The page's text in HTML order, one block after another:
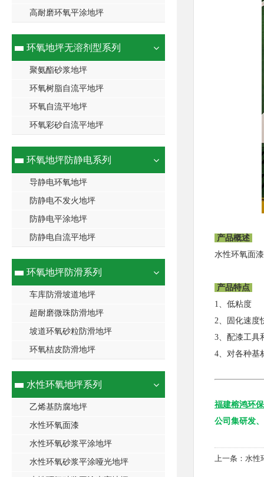
高耐磨环氧平涂地坪
环氧地坪无溶剂型系列
聚氨酯砂浆地坪
环氧树脂自流平地坪
环氧自流平地坪
环氧彩砂自流平地坪
环氧地坪防静电系列
导静电环氧地坪
防静电不发火地坪
防静电平涂地坪
防静电自流平地坪
环氧地坪防滑系列
车库防滑坡道地坪
超耐磨微珠防滑地坪
坡道环氧砂粒防滑地坪
环氧桔皮防滑地坪
水性环氧地坪系列
乙烯基防腐地坪
水性环氧面漆
水性环氧砂浆平涂地坪
水性环氧砂浆平涂哑光地坪
产品概述
水性环氧面
产品特点
1、低粘度
2、固化速度
3、配漆工具
4、对各种基
福建榕鸿环
公司集研发
上一条： 水性